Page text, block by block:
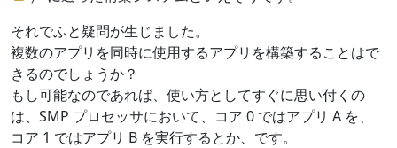
それでふと疑問が生じました。
複数のアプリを同時に使用するアプリを構築することはで
きるのでしょうか？
もし可能なのであれば、使い方としてすぐに思い付くの
は、SMP プロセッサにおいて、コア 0 ではアプリ A を、
コア 1 ではアプリ B を実行するとか、です。